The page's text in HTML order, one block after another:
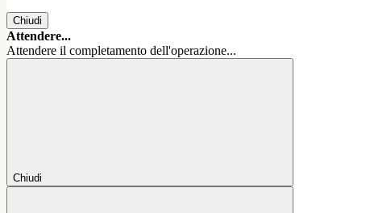
Chiudi
Attendere...
Attendere il completamento dell'operazione...
Chiudi